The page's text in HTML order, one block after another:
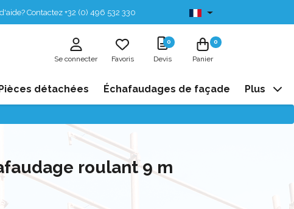
Contactez +32 (0) 496 532 330 Disponibles de stock
Se connecter Favoris
0
Devis
0
Panier
détachées Échafaudages de façade Plus
roulant 9 m